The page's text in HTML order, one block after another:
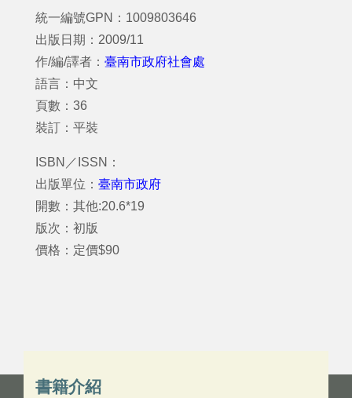
統一編號GPN：1009803646
出版日期：2009/11
作/編/譯者： 臺南市政府社會處
語言：中文
頁數：36
裝訂：平裝
ISBN／ISSN：
出版單位： 臺南市政府
開數：其他:20.6*19
版次：初版
價格：定價$90
書籍介紹